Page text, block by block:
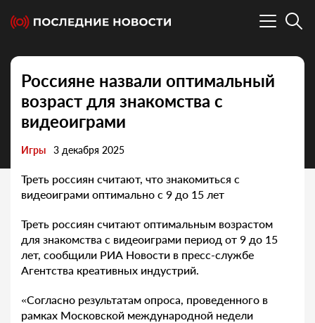
Россияне назвали оптимальный
возраст для знакомства с
видеоиграми
Игры 3 декабря 2025
Треть россиян считают, что знакомиться с
видеоиграми оптимально с 9 до 15 лет
Треть россиян считают оптимальным возрастом
для знакомства с видеоиграми период от 9 до 15
лет, сообщили РИА Новости в пресс-службе
Агентства креативных индустрий.
«Согласно результатам опроса, проведенного в
рамках Московской международной недели